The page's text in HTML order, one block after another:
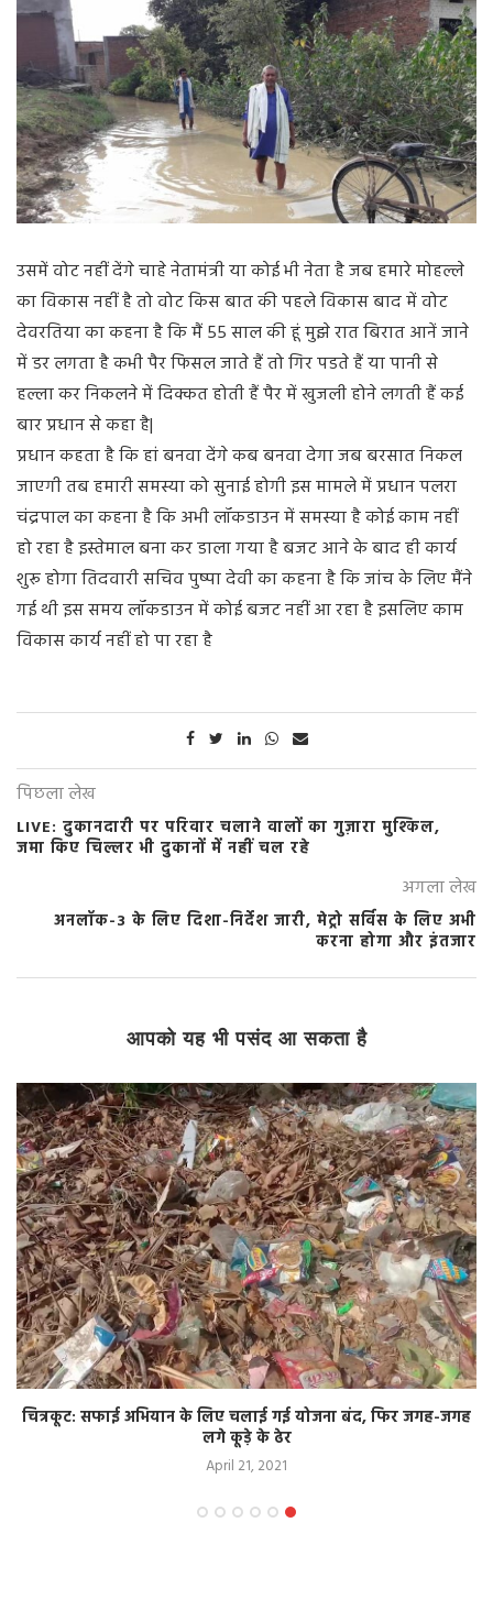
उसमें वोट नहीं देंगे चाहे नेतामंत्री या कोई भी नेता है जब हमारे मोहल्ले
का विकास नहीं है तो वोट किस बात की पहले विकास बाद में वोट
देवरतिया का कहना है कि मैं 55 साल की हूं मुझे रात बिरात आनें जाने
में डर लगता है कभी पैर फिसल जाते हैं तो गिर पडते हैं या पानी से
हल्ला कर निकलने में दिक्कत होती हैं पैर में खुजली होने लगती हैं कई
बार प्रधान से कहा है|
प्रधान कहता है कि हां बनवा देंगे कब बनवा देगा जब बरसात निकल
जाएगी तब हमारी समस्या को सुनाई होगी इस मामले में प्रधान पलरा
चंद्रपाल का कहना है कि अभी लॉकडाउन में समस्या है कोई काम नहीं
हो रहा है इस्तेमाल बना कर डाला गया है बजट आने के बाद ही कार्य
शुरू होगा तिदवारी सचिव पुष्पा देवी का कहना है कि जांच के लिए मैंने
गई थी इस समय लॉकडाउन में कोई बजट नहीं आ रहा है इसलिए काम
विकास कार्य नहीं हो पा रहा है
पिछला लेख
LIVE: दुकानदारी पर परिवार चलाने वालों का गुज़ारा मुश्किल,
जमा किए चिल्लर भी दुकानों में नहीं चल रहे
अगला लेख
अनलॉक-3 के लिए दिशा-निर्देश जारी, मेट्रो सर्विस के लिए अभी
करना होगा और इंतजार
आपको यह भी पसंद आ सकता है
चित्रकूट: सफाई अभियान के लिए चलाई गई योजना बंद, फिर जगह-जगह
लगे कूड़े के ढेर
April 21, 2021